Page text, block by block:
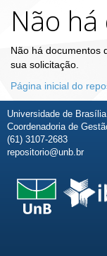
Não
Não há documentos
sua solicitação.
Página inicial do
Universidade de
Coordenadoria de
(61) 3107-2683
repositorio@unb.br